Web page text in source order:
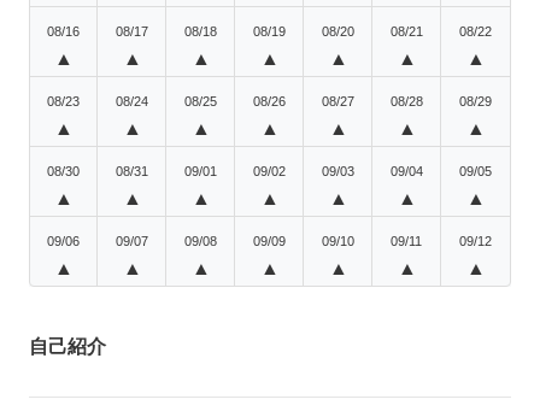
08/16
▲
08/17
▲
08/18
▲
08/19
▲
08/20
▲
08/21
▲
08/22
▲
08/23
▲
08/24
▲
08/25
▲
08/26
▲
08/27
▲
08/28
▲
08/29
▲
08/30
▲
08/31
▲
09/01
▲
09/02
▲
09/03
▲
09/04
▲
09/05
▲
09/06
▲
09/07
▲
09/08
▲
09/09
▲
09/10
▲
09/11
▲
09/12
▲
自己紹介